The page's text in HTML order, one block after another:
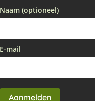
Naam (optioneel)
E-mail
Aanmelden